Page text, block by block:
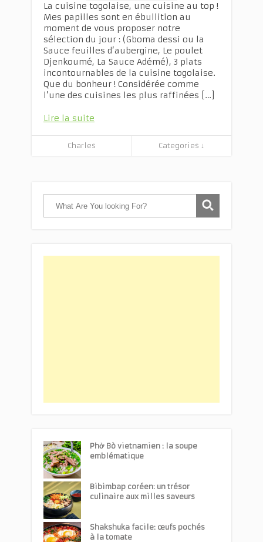
La cuisine togolaise, une cuisine au top !
Mes papilles sont en ébullition au
moment de vous proposer notre
sélection du jour : (Gboma dessi ou la
Sauce feuilles d’aubergine, Le poulet
Djenkoumé, La Sauce Adémé), 3 plats
incontournables de la cuisine togolaise.
Que du bonheur ! Considérée comme
l’une des cuisines les plus raffinées […]
Lire la suite
Charles Categories ↓
Phở Bò vietnamien : la soupe
emblématique
Bibimbap coréen: un trésor
culinaire aux milles saveurs
Shakshuka facile: œufs pochés
à la tomate